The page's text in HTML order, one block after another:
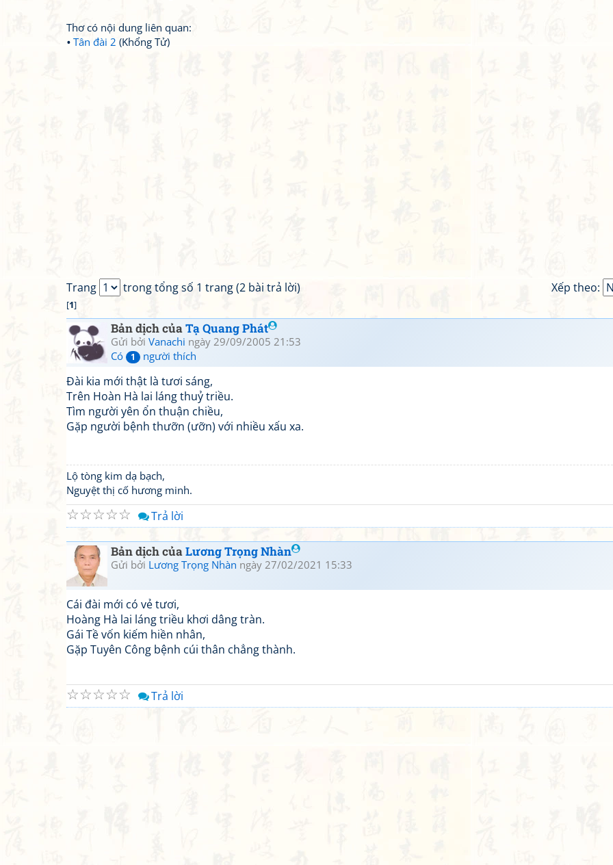
Thơ có nội dung liên quan:
Tân đài 2 (Khổng Tử)
Xếp theo:
Trang trong tổng số 1 trang (2 bài trả lời)
[1]
Bản dịch củaTạ Quang Phát
Gửi bởi Vanachi ngày 29/09/2005 21:53
Có
1 người thích
Đài kia mới thật là tươi sáng,
Trên Hoàn Hà lai láng thuỷ triều.
Tìm người yên ổn thuận chiều,
Gặp người bệnh thưỡn (ưỡn) với nhiều xấu xa.
Lộ tòng kim dạ bạch,
Nguyệt thị cố hương minh.
☆
☆
☆
☆
☆ Trả lời
Bản dịch củaLương Trọng Nhàn
Gửi bởi Lương Trọng Nhàn ngày 27/02/2021 15:33
Cái đài mới có vẻ tươi,
Hoàng Hà lai láng triều khơi dâng tràn.
Gái Tề vốn kiếm hiền nhân,
Gặp Tuyên Công bệnh cúi thân chẳng thành.
☆
☆
☆
☆
☆ Trả lời